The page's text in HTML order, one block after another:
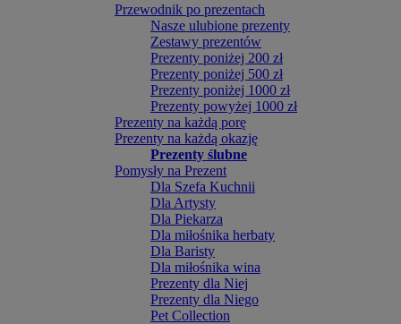
Przewodnik po prezentach
Nasze ulubione prezenty
Zestawy prezentów
Prezenty poniżej 200 zł
Prezenty poniżej 500 zł
Prezenty poniżej 1000 zł
Prezenty powyżej 1000 zł
Prezenty na każdą porę
Prezenty na każdą okazję
Prezenty ślubne
Pomysły na Prezent
Dla Szefa Kuchnii
Dla Artysty
Dla Piekarza
Dla miłośnika herbaty
Dla Baristy
Dla miłośnika wina
Prezenty dla Niej
Prezenty dla Niego
Pet Collection